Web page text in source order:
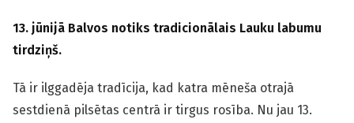
13. jūnijā Balvos notiks tradicionālais Lauku labumu
tirdziņš.
Tā ir ilggadēja tradīcija, kad katra mēneša otrajā
sestdienā pilsētas centrā ir tirgus rosība. Nu jau 13.